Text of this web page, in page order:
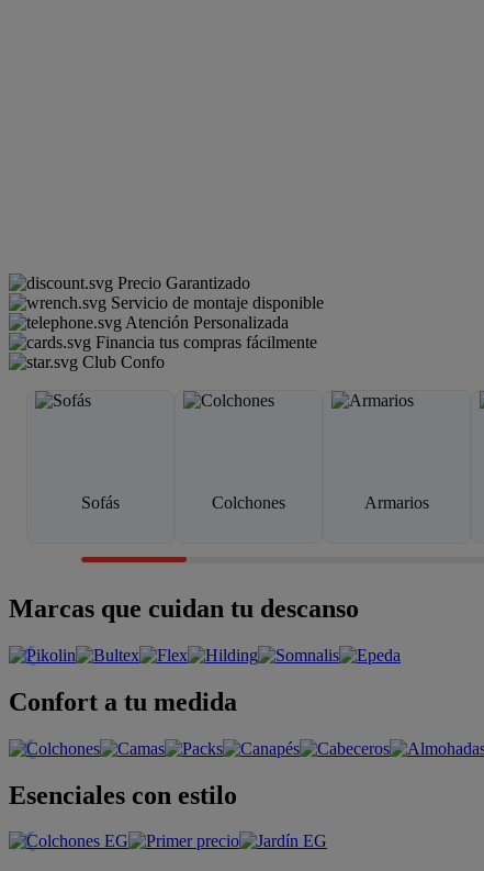
Precio Garantizado
Servicio de montaje disponible
Atención Personalizada
Financia tus compras fácilmente
Club Confo
Sofás Colchones Armarios
Marcas que cuidan tu descanso
Confort a tu medida
Esenciales con estilo